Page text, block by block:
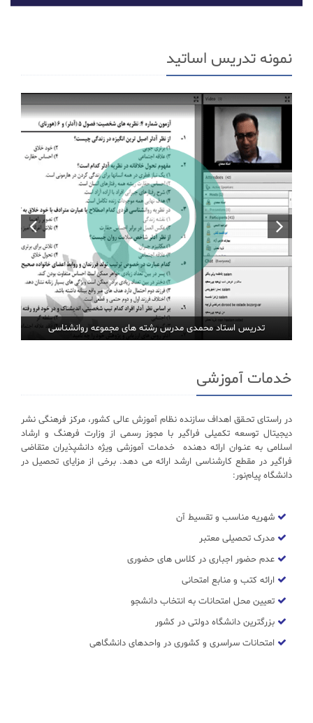
نمونه تدریس اساتید
تدریس استاد محمدی مدرس رشته های مجموعه روانشناسی
خدمات آموزشی
در راستای تحـقق اهداف سازنده نظام آموزش عالی کشور، مرکز فرهنگی نشر
دیجیتال توسعه تکمیلی فراگیر با مجوز رسمی از وزارت فرهنگ و ارشاد
اسلامی به عنـوان ارائه دهنده خدمات آموزشی ویژه دانشپذیران متقاضی
فراگیر در مقطع کارشناسی ارشد ارائه می دهد. برخی از مزایای تحصیل در
دانشگاه پیام‌نور:
شهریه مناسب و تقسیط آن
مدرک تحصیلی معتبر
عدم حضور اجباری در کلاس های حضوری
ارائه کتب و منابع امتحانی
تعیین محل امتحانات به انتخاب دانشجو
بزرگترین دانشگاه دولتی در کشور
امتحانات سراسری و کشوری در واحدهای دانشگاهی